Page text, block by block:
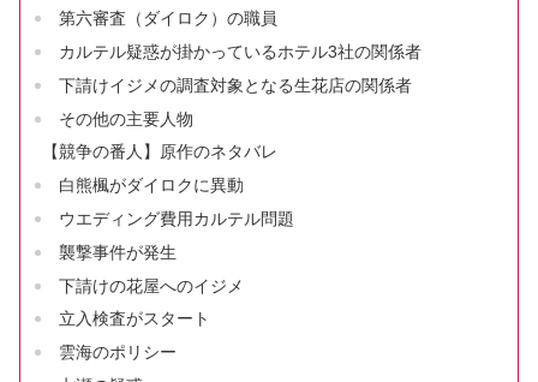
第六審査（ダイロク）の職員
カルテル疑惑が掛かっているホテル3社の関係者
下請けイジメの調査対象となる生花店の関係者
その他の主要人物
【競争の番人】原作のネタバレ
白熊楓がダイロクに異動
ウエディング費用カルテル問題
襲撃事件が発生
下請けの花屋へのイジメ
立入検査がスタート
雲海のポリシー